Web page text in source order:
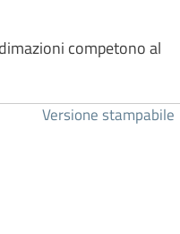
competono al
Versione stampabile